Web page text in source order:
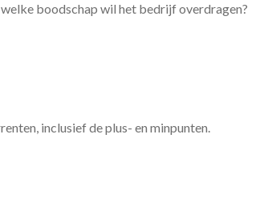
boodschap wil het bedrijf overdragen?
inclusief de plus- en minpunten.